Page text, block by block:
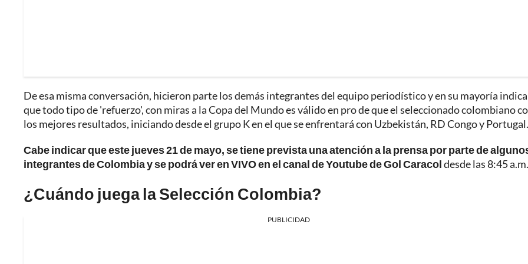
De esa misma conversación, hicieron parte los demás integrantes del equipo periodístico y en su mayoría
que todo tipo de 'refuerzo', con miras a la Copa del Mundo es válido en pro de que el seleccionado colombiano
los mejores resultados, iniciando desde el grupo K en el que se enfrentará con Uzbekistán, RD Congo y Portugal.
Cabe indicar que este jueves 21 de mayo, se tiene prevista una atención a la prensa por parte de
integrantes de Colombia y se podrá ver en VIVO en el canal de Youtube de Gol Caracoldesde las 8:45 a.m.
¿Cuándo juega la Selección Colombia?
PUBLICIDAD